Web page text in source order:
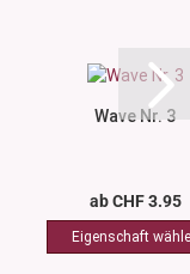
Wave Nr. 3
ab CHF 3.95